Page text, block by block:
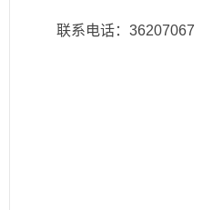
联系电话：36207067